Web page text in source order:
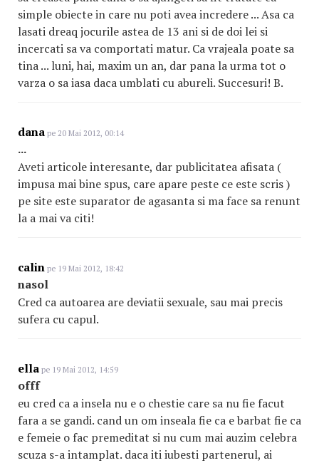
simple obiecte in care nu poti avea incredere ... Asa ca
lasati dreaq jocurile astea de 13 ani si de doi lei si
incercati sa va comportati matur. Ca vrajeala poate sa
tina ... luni, hai, maxim un an, dar pana la urma tot o
varza o sa iasa daca umblati cu abureli. Succesuri! B.
dana pe 20 Mai 2012, 00:14
...
Aveti articole interesante, dar publicitatea afisata (
impusa mai bine spus, care apare peste ce este scris )
pe site este suparator de agasanta si ma face sa renunt
la a mai va citi!
calin pe 19 Mai 2012, 18:42
nasol
Cred ca autoarea are deviatii sexuale, sau mai precis
sufera cu capul.
ella pe 19 Mai 2012, 14:59
offf
eu cred ca a insela nu e o chestie care sa nu fie facut
fara a se gandi. cand un om inseala fie ca e barbat fie ca
e femeie o fac premeditat si nu cum mai auzim celebra
scuza s-a intamplat. daca iti iubesti partenerul, ai